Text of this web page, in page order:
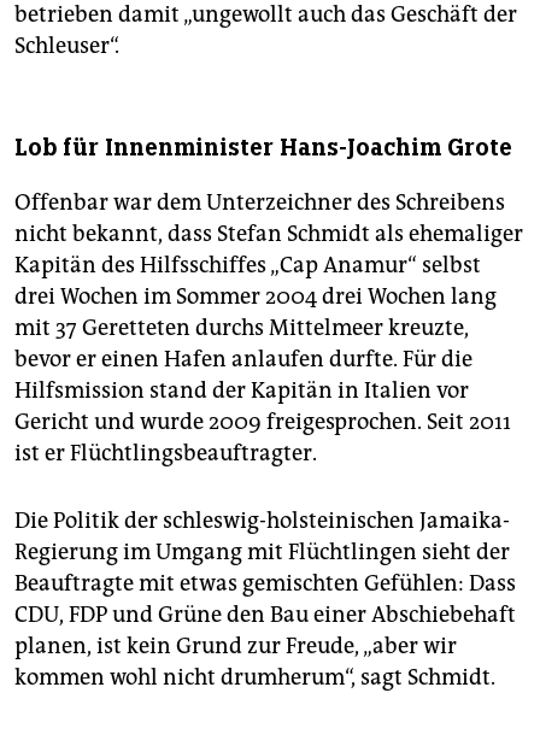
betrieben damit „ungewollt auch das Geschäft der
Schleuser“.
Lob für Innenminister Hans-Joachim Grote
Offenbar war dem Unterzeichner des Schreibens
nicht bekannt, dass Stefan Schmidt als ehemaliger
Kapitän des Hilfsschiffes „Cap Anamur“ selbst
drei Wochen im Sommer 2004 drei Wochen lang
mit 37 Geretteten durchs Mittelmeer kreuzte,
bevor er einen Hafen anlaufen durfte. Für die
Hilfsmission stand der Kapitän in Italien vor
Gericht und wurde 2009 freigesprochen. Seit 2011
ist er Flüchtlingsbeauftragter.
Die Politik der schleswig-holsteinischen Jamaika-
Regierung im Umgang mit Flüchtlingen sieht der
Beauftragte mit etwas gemischten Gefühlen: Dass
CDU, FDP und Grüne den Bau einer Abschiebehaft
planen, ist kein Grund zur Freude, „aber wir
kommen wohl nicht drumherum“, sagt Schmidt.